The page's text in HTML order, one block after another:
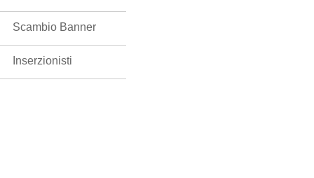
Scambio Banner
Inserzionisti